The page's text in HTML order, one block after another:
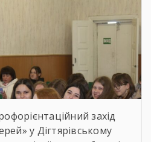
захід
у Дігтярівському